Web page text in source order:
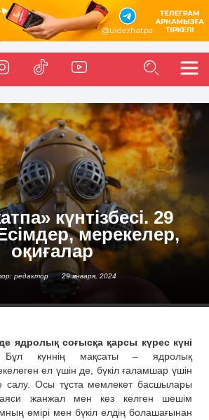
күнтізбесі. 29
мерекелер,
оқиғалар
редактор 29 января, 2024
ядролық соғысқа қарсы күрес күні
күннің мақсаты – ядролық
ел үшін де, бүкіл ғаламшар үшін
салу. Осы тұста мемлекет басшылары
жанжал мен кез келген шешім
өмірі мен бүкіл елдің болашағынан